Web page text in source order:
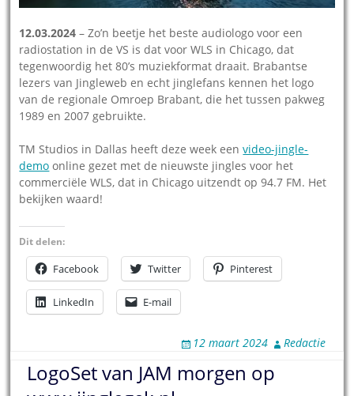
12.03.2024 – Zo’n beetje het beste audiologo voor een
radiostation in de VS is dat voor WLS in Chicago, dat
tegenwoordig het 80’s muziekformat draait. Brabantse
lezers van Jingleweb en echt jinglefans kennen het logo
van de regionale Omroep Brabant, die het tussen pakweg
1989 en 2007 gebruikte.
TM Studios in Dallas heeft deze week eenvideo-jingle-
demo online gezet met de nieuwste jingles voor het
commerciële WLS, dat in Chicago uitzendt op 94.7 FM. Het
bekijken waard!
Dit delen:
Facebook Twitter Pinterest
LinkedIn E-mail
12 maart 2024 Redactie
LogoSet van JAM morgen op